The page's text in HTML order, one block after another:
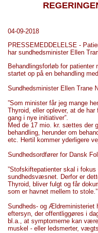
04-09-2018
PRESSEMEDDELELSE -
har sundhedsminister Ellen
Behandlingsforløb for
startet op på en behandling
Sundhedsminister Ellen Trane
”Som minister får jeg mange
Thyroid, eller oplever, at de
gang i nye initiativer”.
Med de 17 mio. kr. sættes der
behandling, herunder om
etc. Hertil kommer yderligere
Sundhedsordfører for Dansk
”Stofskiftepatienter skal i
sundhedsvæsnet. Derfor er
Thyroid, bliver fulgt og får
som er havnet mellem to stole.”
Sundheds- og Ældreministeriet
eftersyn, der offentliggøres i
bl.a., at symptomerne kan
muskel - eller ledsmerter,